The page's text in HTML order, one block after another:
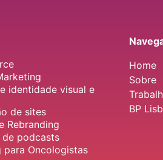
identidade visual e
de sites
Rebranding
de podcasts
para Oncologistas
Home
Sobre
BP